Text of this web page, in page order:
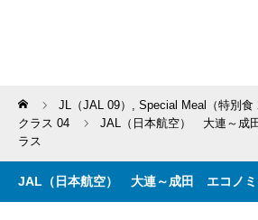
Home JL（JAL 09） , Special Meal（特別食
クラス 04
JAL（日本航空） 大連～成
ラス
JAL（日本航空） 大連～成田 エコノミ